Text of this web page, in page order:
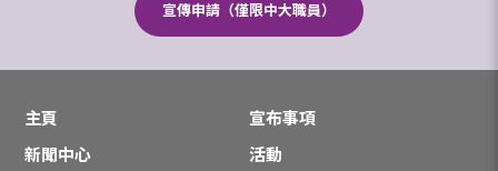
宣傳申請（僅限中大職員）
主頁
宣布事項
新聞中心
活動